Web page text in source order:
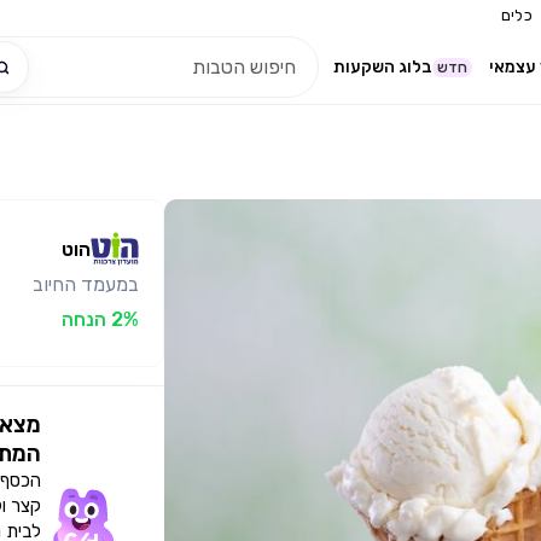
כלים
בלוג השקעות חדש
הוט
במעמד החיוב
2% הנחה
הכסף
קצר